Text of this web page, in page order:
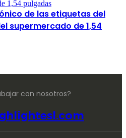
de las etiquetas del
supermercado de 1,54
con nosotros?